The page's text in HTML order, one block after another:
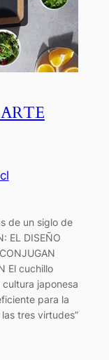
de un siglo de
EL DISEÑO
El cuchillo
japonesa
para la
tres virtudes”